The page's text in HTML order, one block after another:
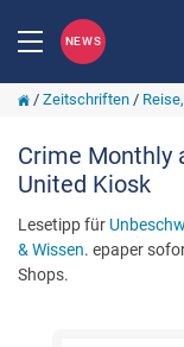
NEWS
/ Zeitschriften/
Crime Monthly
United Kiosk
Lesetipp für
& Wissen. epaper
Shops.